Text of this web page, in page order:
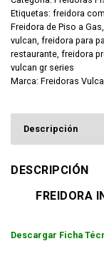
Etiquetas: freidora
Freidora de Piso a Gas
vulcan freidora para
restaurante freidora
vulcan gr series
Marca: Freidoras
Descripción
DESCRIPCIÓN
FREIDORA
Descargar Ficha